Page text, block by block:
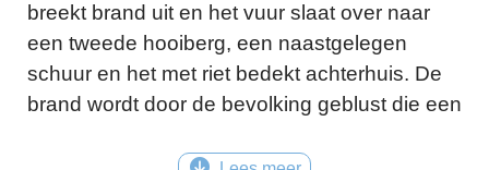
breekt brand uit en het vuur slaat over naar
een tweede hooiberg, een naastgelegen
schuur en het met riet bedekt achterhuis. De
brand wordt door de bevolking geblust die een